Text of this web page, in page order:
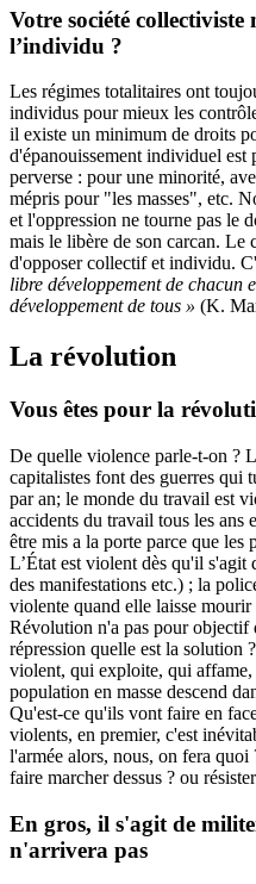
Votre société collectiviste
l’individu ?
Les régimes totalitaires ont
individus pour mieux les
il existe un minimum de droits
d'épanouissement individuel est
perverse : pour une minorité,
mépris pour "les masses", etc.
et l'oppression ne tourne pas le
mais le libère de son carcan. Le
d'opposer collectif et individu.
libre développement de chacun
développement de tous » (K.
La révolution
Vous êtes pour la
De quelle violence parle-t-on ?
capitalistes font des guerres qui
par an; le monde du travail est
accidents du travail tous les ans
être mis a la porte parce que
L’État est violent dès qu'il s'agit
des manifestations etc.) ; la
violente quand elle laisse
Révolution n'a pas pour objectif
répression quelle est la solution
violent, qui exploite, qui affame,
population en masse descend
Qu'est-ce qu'ils vont faire en
violents, en premier, c'est
l'armée alors, nous, on fera quoi
faire marcher dessus ? ou
En gros, il s'agit de
n'arrivera pas